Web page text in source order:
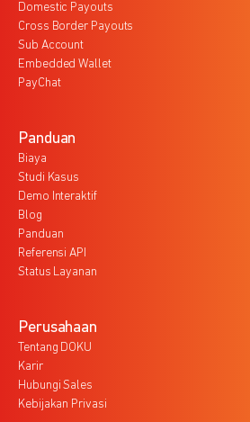
Domestic Payouts
Cross Border Payouts
Sub Account
Embedded Wallet
PayChat
Panduan
Biaya
Studi Kasus
Demo Interaktif
Blog
Panduan
Referensi API
Status Layanan
Perusahaan
Tentang DOKU
Karir
Hubungi Sales
Kebijakan Privasi